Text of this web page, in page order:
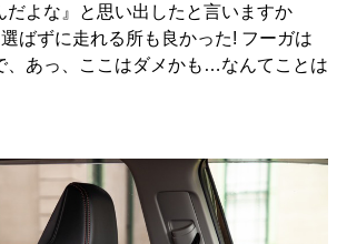
だよな』と思い出したと言いますか
ばずに走れる所も良かった! フーガは
、あっ、ここはダメかも…なんてことは